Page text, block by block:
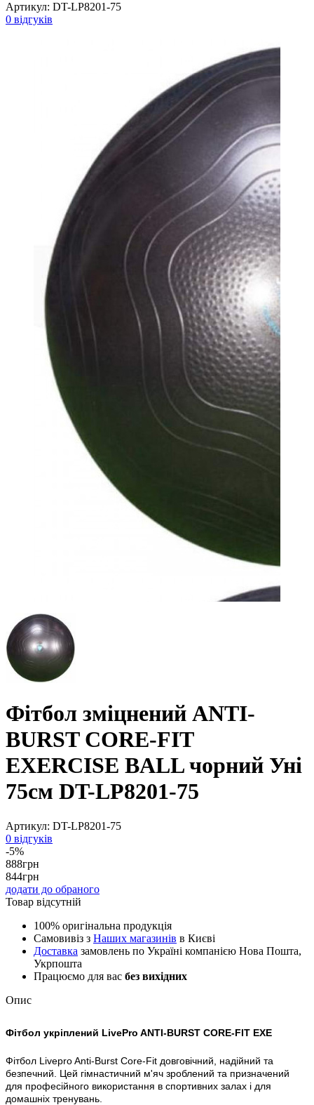
Артикул: DT-LP8201-75
0 відгуків
Фітбол зміцнений ANTI-
BURST CORE-FIT
EXERCISE BALL чорний Уні
75см DT-LP8201-75
Артикул: DT-LP8201-75
0 відгуків
-5%
888грн
844грн
додати до обраного
Товар відсутній
100% оригінальна продукція
Самовивіз з Наших магазинів в Києві
Доставка замовлень по Україні компанією Нова Пошта,
Укрпошта
Працюємо для вас без вихідних
Опис
Фітбол укріплений LivePro ANTI-BURST CORE-FIT EXE
Фітбол Livepro Anti-Burst Core-Fit довговічний, надійний та
безпечний. Цей гімнастичний м'яч зроблений та призначений
для професійного використання в спортивних залах і для
домашніх тренувань.